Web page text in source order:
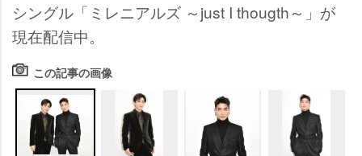
シングル「ミレニアルズ ～just I thougth～」が
現在配信中。
この記事の画像